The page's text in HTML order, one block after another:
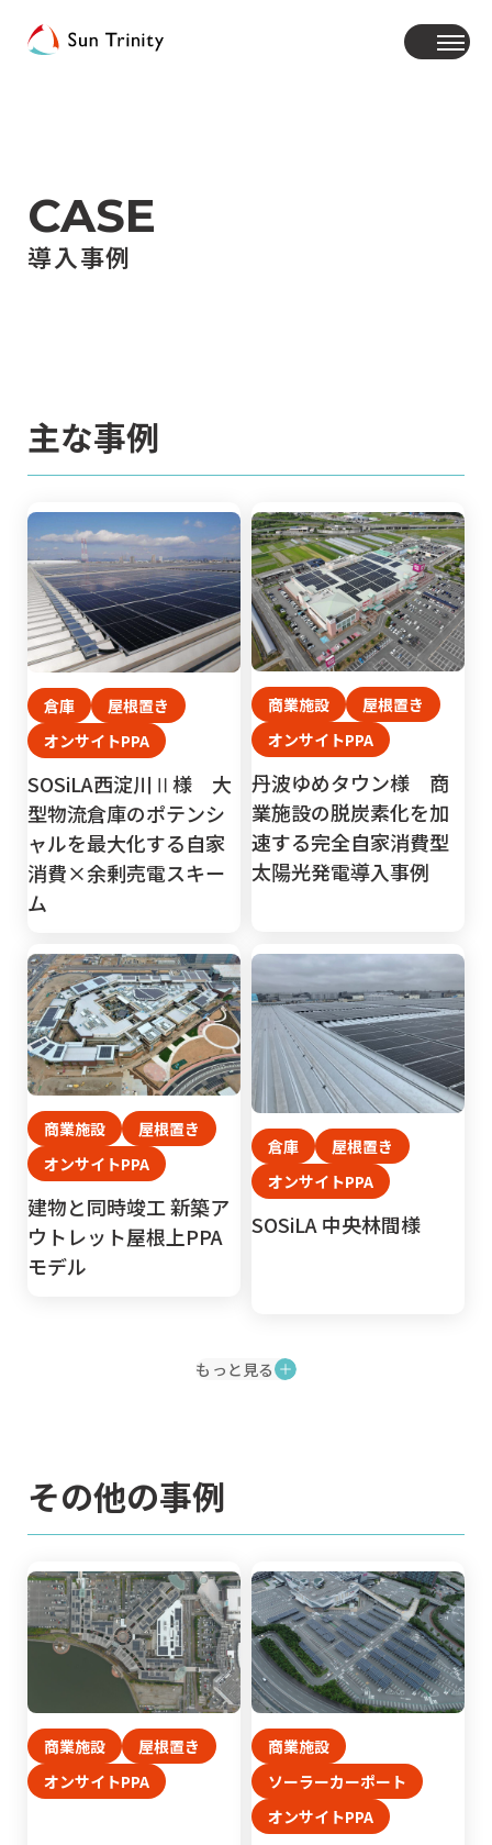
CASE
導入事例
主な事例
倉庫
屋根置き
オンサイトPPA
SOSiLA西淀川Ⅱ様 大
型物流倉庫のポテンシ
ャルを最大化する自家
消費×余剰売電スキー
ム
商業施設
屋根置き
オンサイトPPA
丹波ゆめタウン様 商
業施設の脱炭素化を加
速する完全自家消費型
太陽光発電導入事例
商業施設
屋根置き
オンサイトPPA
建物と同時竣工 新築ア
ウトレット屋根上PPA
モデル
倉庫
屋根置き
オンサイトPPA
SOSiLA 中央林間様
もっと見る
その他の事例
商業施設
屋根置き
オンサイトPPA
商業施設
ソーラーカーポート
オンサイトPPA